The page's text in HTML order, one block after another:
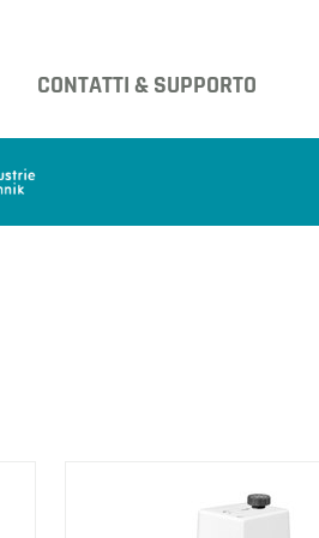
CONTATTI & SUPPORTO